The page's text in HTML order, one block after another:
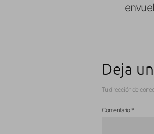
Deja
Tu dirección de
Comentario *